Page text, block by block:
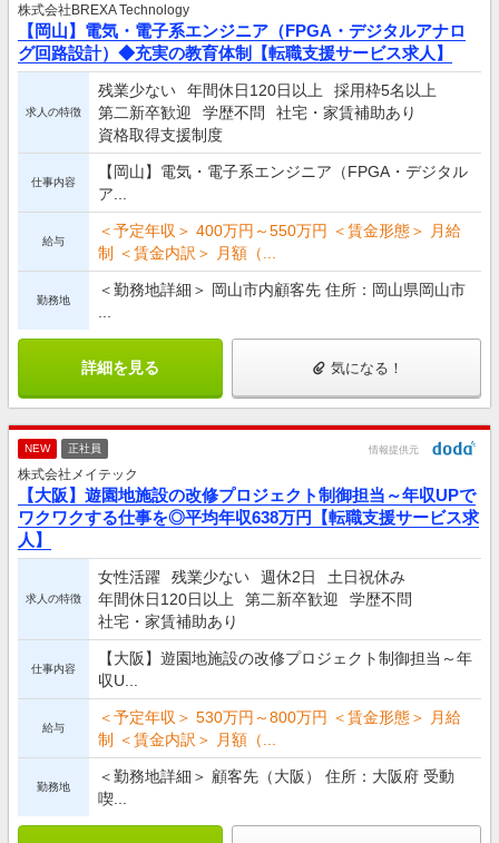
株式会社BREXA Technology
【岡山】電気・電子系エンジニア（FPGA・デジタルアナロ
グ回路設計）◆充実の教育体制【転職支援サービス求人】
求人の特徴
残業少ない 年間休日120日以上
採用枠5名以上
第二新卒歓迎
学歴不問
社宅・家賃補助あり
資格取得支援制度
仕事内容
【岡山】電気・電子系エンジニア（FPGA・デジタル
ア...
給与
＜予定年収＞ 400万円～550万円 ＜賃金形態＞ 月給
制 ＜賃金内訳＞ 月額（...
勤務地
＜勤務地詳細＞ 岡山市内顧客先 住所：岡山県岡山市
詳細を見る 気になる！
NEW 正社員 情報提供元
株式会社メイテック
【大阪】遊園地施設の改修プロジェクト制御担当～年収UPで
ワクワクする仕事を◎平均年収638万円【転職支援サービス求
人】
求人の特徴
女性活躍 残業少ない 週休2日
土日祝休み
年間休日120日以上
第二新卒歓迎
学歴不問
社宅・家賃補助あり
仕事内容
【大阪】遊園地施設の改修プロジェクト制御担当～年
収U...
給与
＜予定年収＞ 530万円～800万円 ＜賃金形態＞ 月給
制 ＜賃金内訳＞ 月額（...
勤務地
＜勤務地詳細＞ 顧客先（大阪） 住所：大阪府 受動
喫...